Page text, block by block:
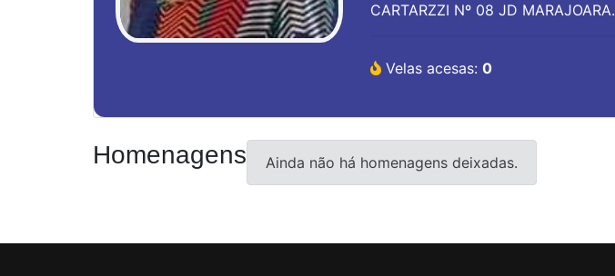
CARTARZZI Nº 08 JD MARAJOARA.
Velas acesas: 0
Homenagens Ainda não há homenagens deixadas.